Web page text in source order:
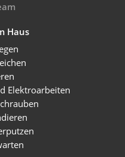
Haus
Elektroarbeiten